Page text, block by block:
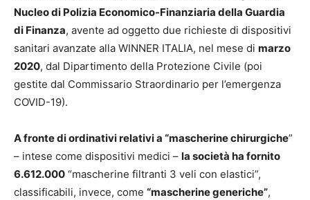
Nucleo di Polizia Economico-Finanziaria della Guardia
di Finanza, avente ad oggetto due richieste di dispositivi
sanitari avanzate alla WINNER ITALIA, nel mese di marzo
2020, dal Dipartimento della Protezione Civile (poi
gestite dal Commissario Straordinario per l’emergenza
COVID-19).
A fronte di ordinativi relativi a “mascherine chirurgiche”
– intese come dispositivi medici – la società ha fornito
6.612.000 “mascherine filtranti 3 veli con elastici”,
classificabili, invece, come “mascherine generiche”,